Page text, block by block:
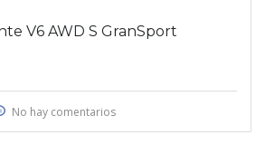
V6 AWD S GranSport
No hay comentarios